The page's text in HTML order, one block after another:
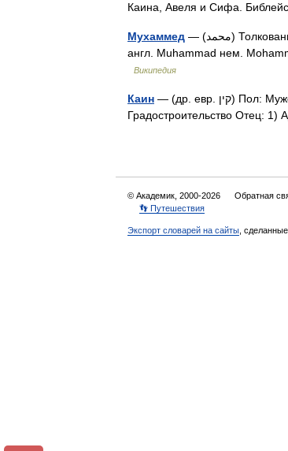
Каина, Авеля и Сифа.
Мухаммед — (محمد) Толкование имени: Хвалимый, прославляемый Имя на других языках: араб. محمد‎‎
англ. Muhammad нем.
Википедия
Каин — (др. евр. קין) Пол: Мужской Толкование имени: «Создавать» Занятие: Земледелие,
Градостроительство Отец:
© Академик, 2000-2026 Обратная
👣 Путешествия
Экспорт словарей на сайты ,